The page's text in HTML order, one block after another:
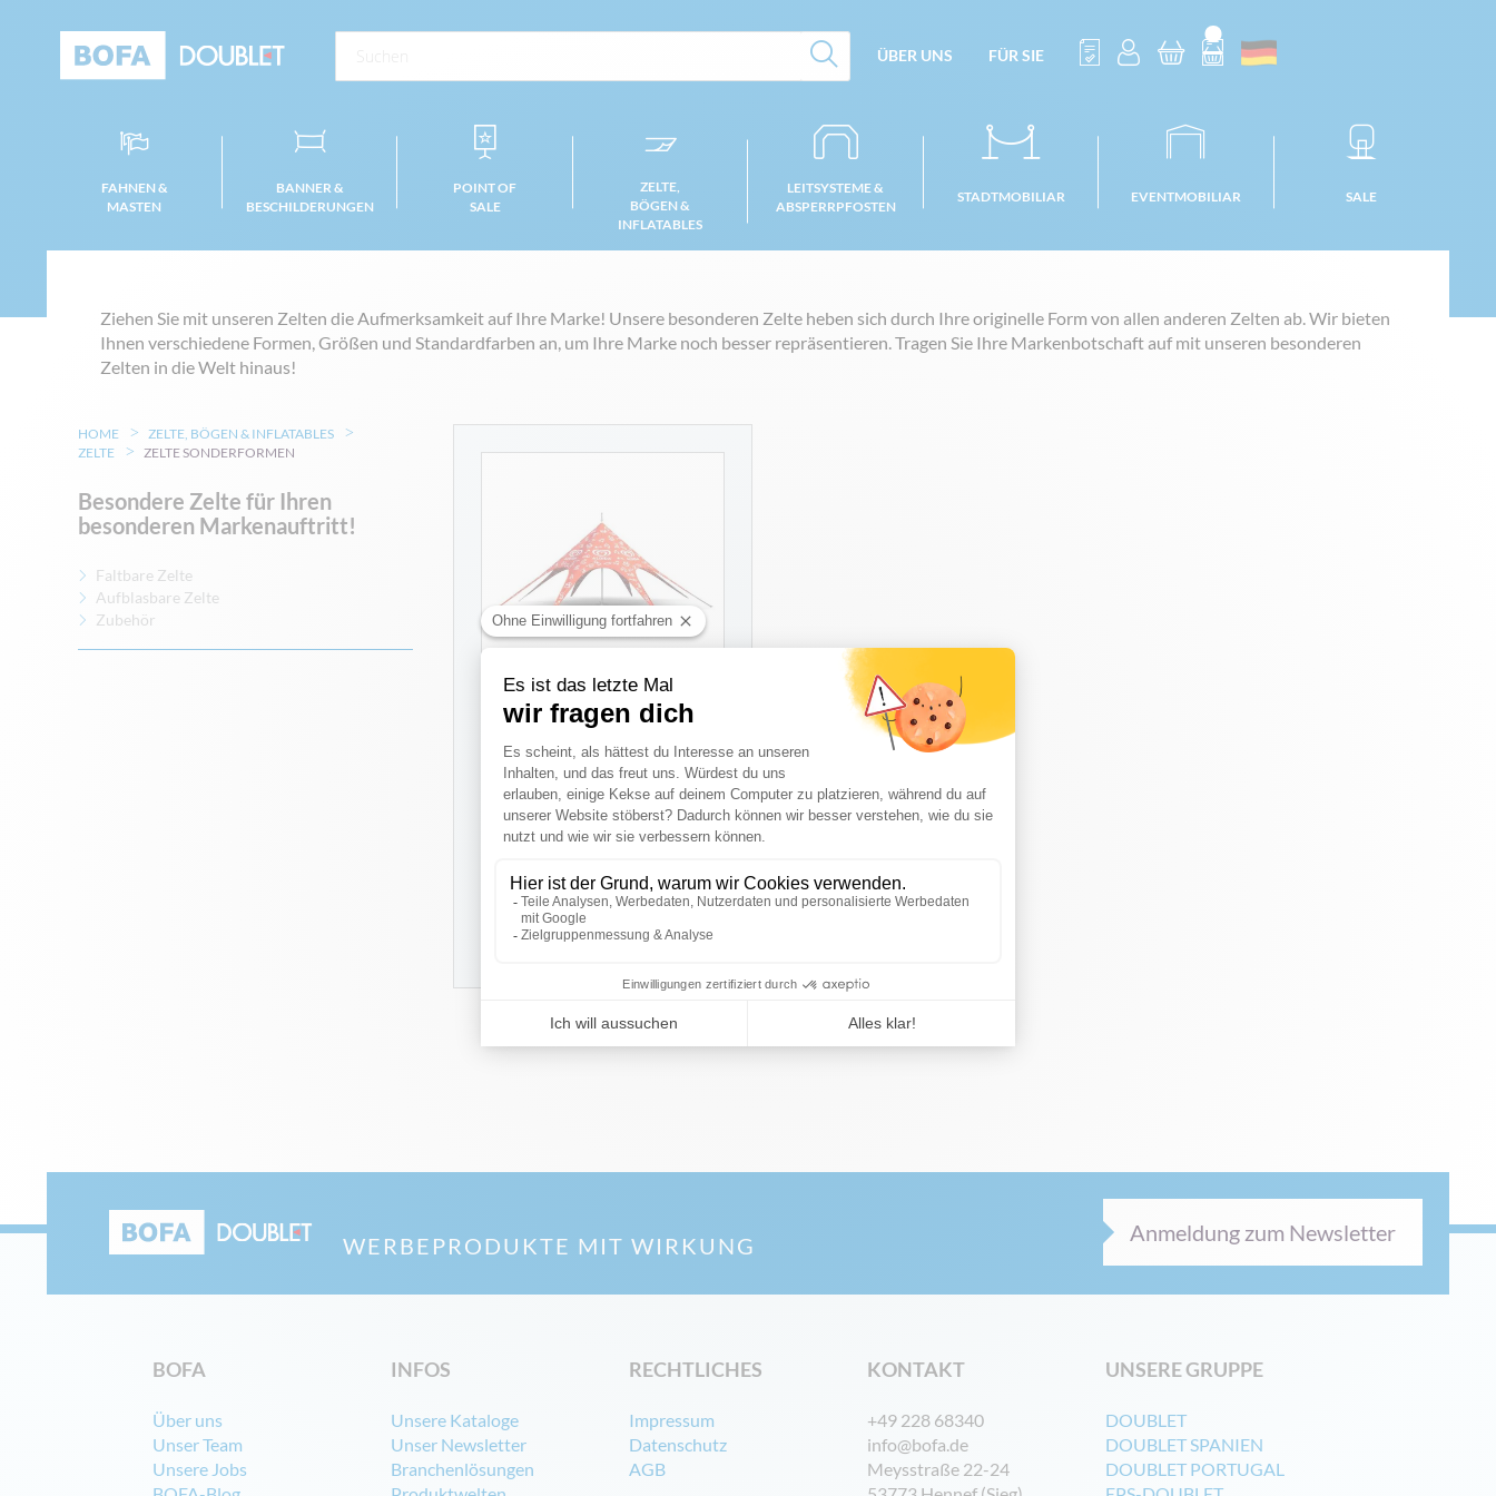
ÜBER UNS FÜR SIE
FAHNEN &
MASTEN
BANNER &
BESCHILDERUNGEN
POINT OF
SALE
ZELTE,
BÖGEN &
INFLATABLES
LEITSYSTEME &
ABSPERRPFOSTEN
STADTMOBILIAR EVENTMOBILIAR SALE
Ziehen Sie mit unseren Zelten die Aufmerksamkeit auf Ihre Marke! Unsere besonderen Zelte heben sich durch Ihre originelle Form von allen anderen Zelten ab. Wir bieten
Ihnen verschiedene Formen, Größen und Standardfarben an, um Ihre Marke noch besser repräsentieren. Tragen Sie Ihre Markenbotschaft auf mit unseren besonderen
Zelten in die Welt hinaus!
STAR TENT
Referenzen
Auf Kostenvoranschlag
PRODUKT ANSEHEN
HOME
ZELTE, BÖGEN & INFLATABLES
ZELTE
ZELTE SONDERFORMEN
Besondere Zelte für Ihren
besonderen Markenauftritt!
Faltbare Zelte
Aufblasbare Zelte
Zubehör
WERBEPRODUKTE MIT WIRKUNG Anmeldung zum Newsletter
BOFA
Über uns
Unser Team
Unsere Jobs
INFOS
Unsere Kataloge
Unser Newsletter
Branchenlösungen
RECHTLICHES
Impressum
Datenschutz
AGB
KONTAKT
+49 228 68340
info@bofa.de
Meysstraße 22-24
UNSERE GRUPPE
DOUBLET
DOUBLET SPANIEN
DOUBLET PORTUGAL